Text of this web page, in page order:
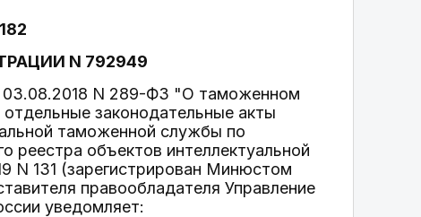
N 792949
03.08.2018 N 289-ФЗ "О таможенном
законодательные акты
таможенной службы по
реестра объектов интеллектуальной
N 131 (зарегистрирован Минюстом
правообладателя Управление
уведомляет: